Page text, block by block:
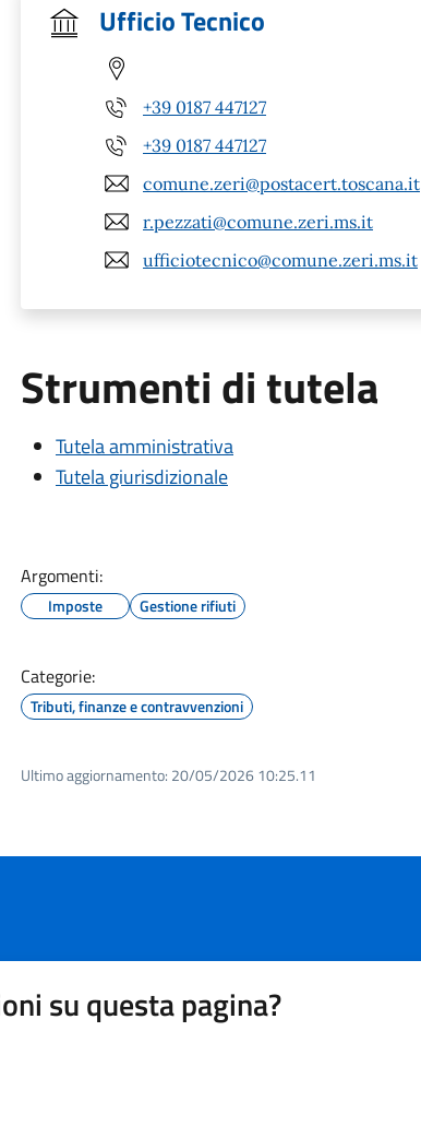
Ufficio Tecnico
+39 0187 447127
+39 0187 447127
comune.zeri@postacert.toscana.it
r.pezzati@comune.zeri.ms.it
ufficiotecnico@comune.zeri.ms.it
Strumenti di tutela
Tutela amministrativa
Tutela giurisdizionale
Argomenti:
Imposte Gestione rifiuti
Categorie:
Tributi, finanze e contravvenzioni
Ultimo aggiornamento: 20/05/2026 10:25.11
su questa pagina?